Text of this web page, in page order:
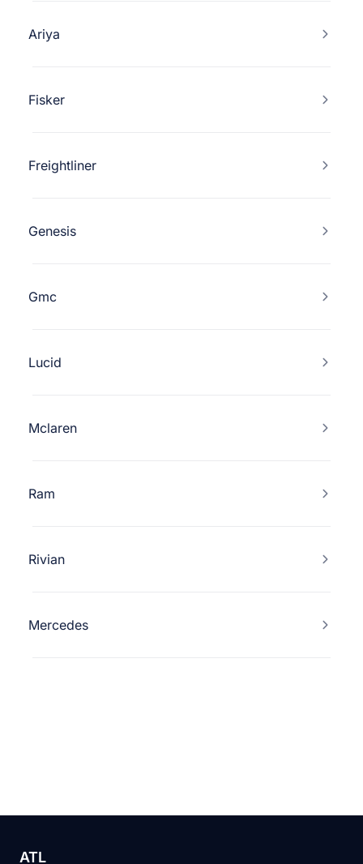
Ariya
Fisker
Freightliner
Genesis
Gmc
Lucid
Mclaren
Ram
Rivian
Mercedes
ATL